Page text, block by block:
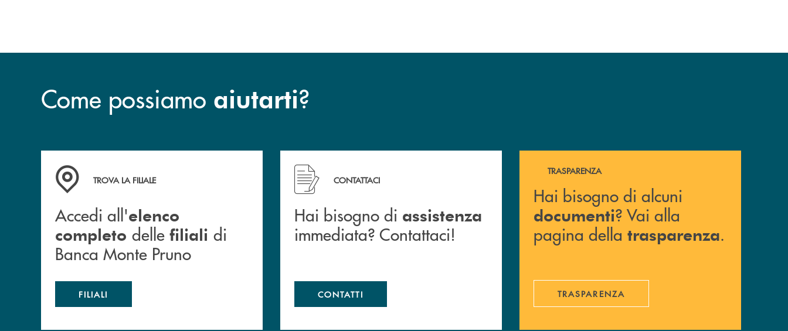
Come possiamo aiutarti?
Accedi all' elenco completo&nbsp; delle&nbsp; filiali&nbsp; di Banca Monte Pruno
TROVA LA FILIALE
Accedi all'elenco
completo delle filiali di
Banca Monte Pruno
FILIALI
Hai bisogno di assistenza immediata? Contattaci!
CONTATTACI
Hai bisogno di assistenza
immediata? Contattaci!
CONTATTI
Hai bisogno di alcuni documenti ? Vai alla pagina della
TRASPARENZA
Hai bisogno di alcuni
documenti? Vai alla
pagina della trasparenza.
TRASPARENZA